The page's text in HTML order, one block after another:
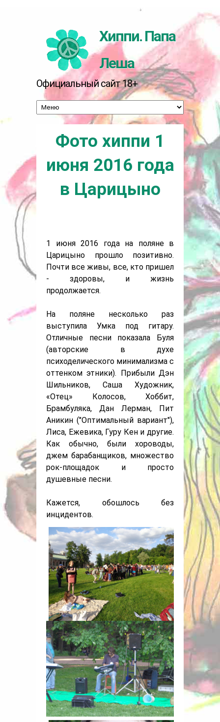
Хиппи. Папа
Леша
Официальный сайт 18+
Фото хиппи 1
июня 2016 года
в Царицыно
1 июня 2016 года на поляне в
Царицыно прошло позитивно.
Почти все живы, все, кто пришел
- здоровы, и жизнь
продолжается.
На поляне несколько раз
выступила Умка под гитару.
Отличные песни показала Буля
(авторские в духе
психоделического минимализма с
оттенком этники). Прибыли Дэн
Шильников, Саша Художник,
«Отец» Колосов, Хоббит,
Брамбуляка, Дан Лерман, Пит
Аникин ("Оптимальный вариант"),
Лиса, Ежевика, Гуру Кен и другие.
Как обычно, были хороводы,
джем барабанщиков, множество
рок-площадок и просто
душевные песни.
Кажется, обошлось без
инцидентов.